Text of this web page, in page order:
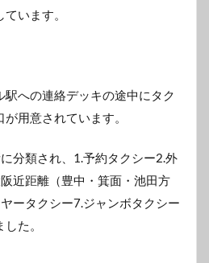
います。
駅への連絡デッキの途中にタク
用意されています。
分類され、1.予約タクシー2.外
近距離（豊中・箕面・池田方
ータクシー7.ジャンボタクシー
た。